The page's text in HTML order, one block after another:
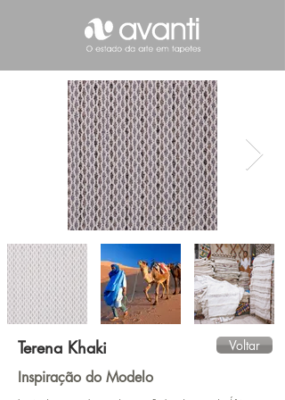
Terena Khaki Voltar
Inspiração do Modelo